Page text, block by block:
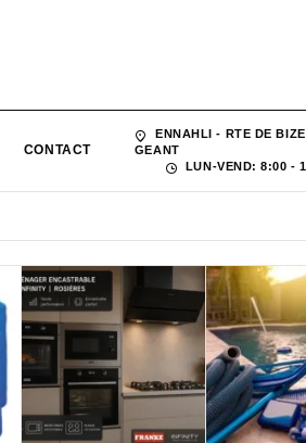
CONTACT
ENNAHLI - RTE DE
GEANT
LUN-VEND: 8:00 -